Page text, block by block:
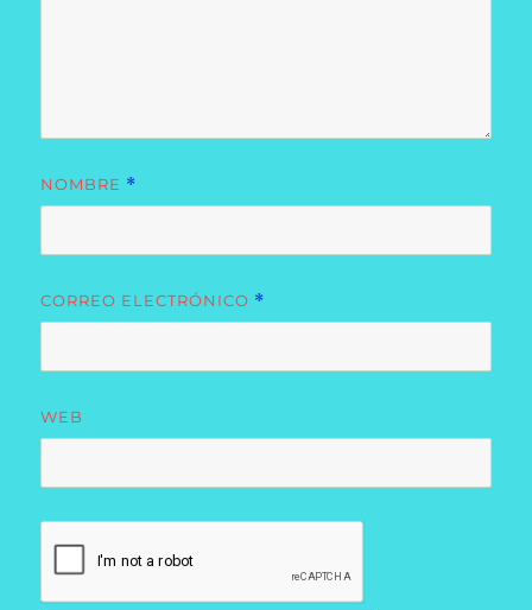
NOMBRE *
CORREO ELECTRÓNICO *
WEB